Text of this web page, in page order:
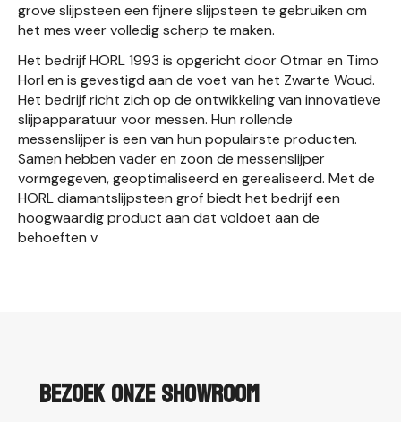
grove slijpsteen een fijnere slijpsteen te gebruiken om
het mes weer volledig scherp te maken.
Het bedrijf HORL 1993 is opgericht door Otmar en Timo
Horl en is gevestigd aan de voet van het Zwarte Woud.
Het bedrijf richt zich op de ontwikkeling van innovatieve
slijpapparatuur voor messen. Hun rollende
messenslijper is een van hun populairste producten.
Samen hebben vader en zoon de messenslijper
vormgegeven, geoptimaliseerd en gerealiseerd. Met de
HORL diamantslijpsteen grof biedt het bedrijf een
hoogwaardig product aan dat voldoet aan de
behoeften v
Bezoek onze showroom